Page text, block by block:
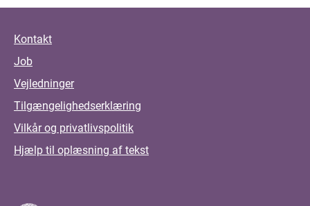
Kontakt
Job
Vejledninger
Tilgængelighedserklæring
Vilkår og privatlivspolitik
Hjælp til oplæsning af tekst